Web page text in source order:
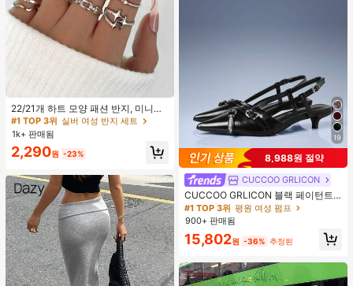
22/21개 하트 모양 패션 반지, 미니멀
리스트 크리스탈 임베디드 보헤미안
기하학 반지 세트, 발렌타인데이, 어머
니날 선물
#1 TOP 3위
실버 여성 반지 세트
거의 매진!
#1 TOP 3위 실버 여성 반지 세트
거의 매진!
#1 TOP 3위 실버 여성 반지 세트
거의 매진!
#1 TOP 3위
실버 여성 반지 세트
1k+ 판매됨
2,290원 -23%
19
8,988원 절약
CUCCOO GRLICON
CUCCOO GRLICON 블랙 페이턴트
가죽 뾰족한 토 메탈 크리스크로스 스
트랩 더블 버클 장식 키튼 힐 뮬 슈즈,
쿨 걸즈를 위한 오토바이 스타일, 봄/
여름, 휴가, 여행, 2000년대 스타일에
적합
#1 TOP 3위 평원 여성 펌프
900+ 판매됨
15,802원 -36% 추정된